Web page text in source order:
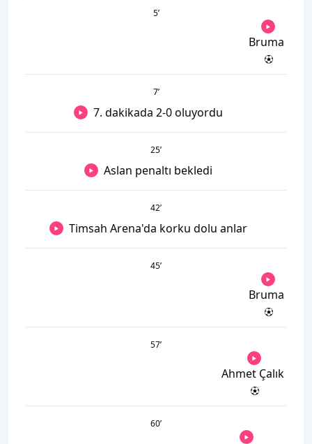
5’
Bruma
7’
7. dakikada 2-0 oluyordu
25’
Aslan penaltı bekledi
42’
Timsah Arena'da korku dolu anlar
45’
Bruma
57’
Ahmet Çalık
60’